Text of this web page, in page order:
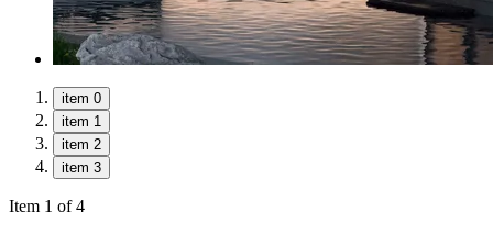
item 0
item 1
item 2
item 3
Item 1 of 4